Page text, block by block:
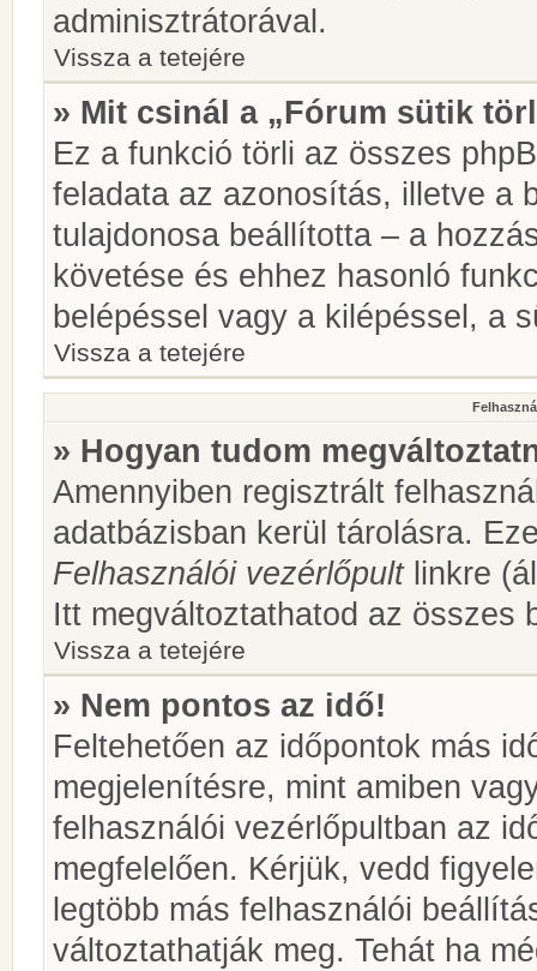
adminisztrátorával.
Vissza a tetejére
» Mit csinál a „Fórum sütik
Ez a funkció törli az összes
feladata az azonosítás, illetve a
tulajdonosa beállította – a
követése és ehhez hasonló
belépéssel vagy a kilépéssel, a
Vissza a tetejére
» Hogyan tudom
Amennyiben regisztrált
adatbázisban kerül tárolásra.
Felhasználói vezérlőpultlinkre
Itt megváltoztathatod az összes
Vissza a tetejére
» Nem pontos az idő!
Feltehetően az időpontok más
megjelenítésre, mint amiben
felhasználói vezérlőpultban az
megfelelően. Kérjük, vedd
legtöbb más felhasználói
változtathatják meg. Tehát ha